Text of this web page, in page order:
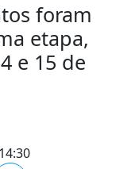
foram
etapa,
e 15 de